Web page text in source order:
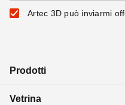
Artec 3D può inviarmi
Prodotti
Vetrina